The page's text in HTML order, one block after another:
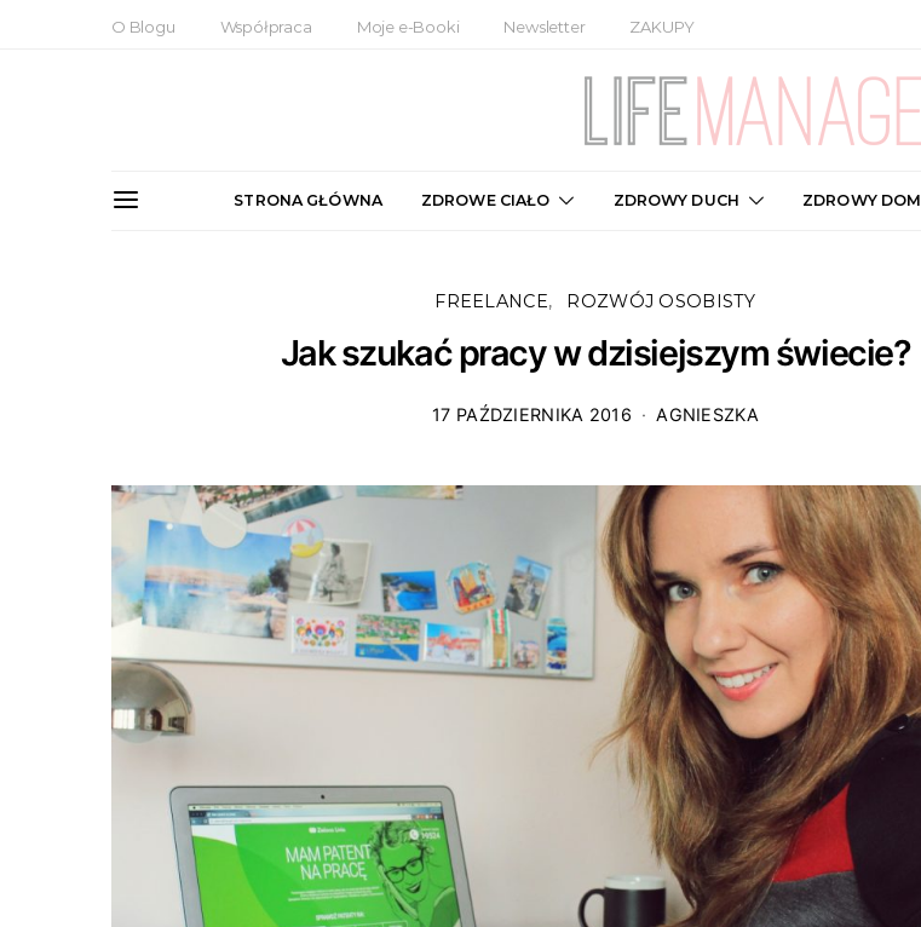
O Blogu Współpraca Moje e-Booki Newsletter ZAKUPY
STRONA GŁÓWNA ZDROWE CIAŁO ZDROWY DUCH ZDROWY DOM
FREELANCE ROZWÓJ OSOBISTY
Jak szukać pracy w dzisiejszym świecie?
17 PAŹDZIERNIKA 2016 AGNIESZKA